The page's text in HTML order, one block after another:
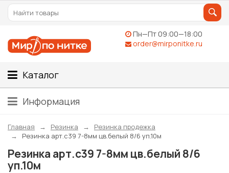
Пн—Пт 09:00—18:00
order@mirponitke.ru
Каталог
Информация
Главная Резинка
Резинка продежка
Резинка арт.с39 7-8мм цв.белый 8/6 уп.10м
Резинка арт.с39 7-8мм цв.белый 8/6
уп.10м